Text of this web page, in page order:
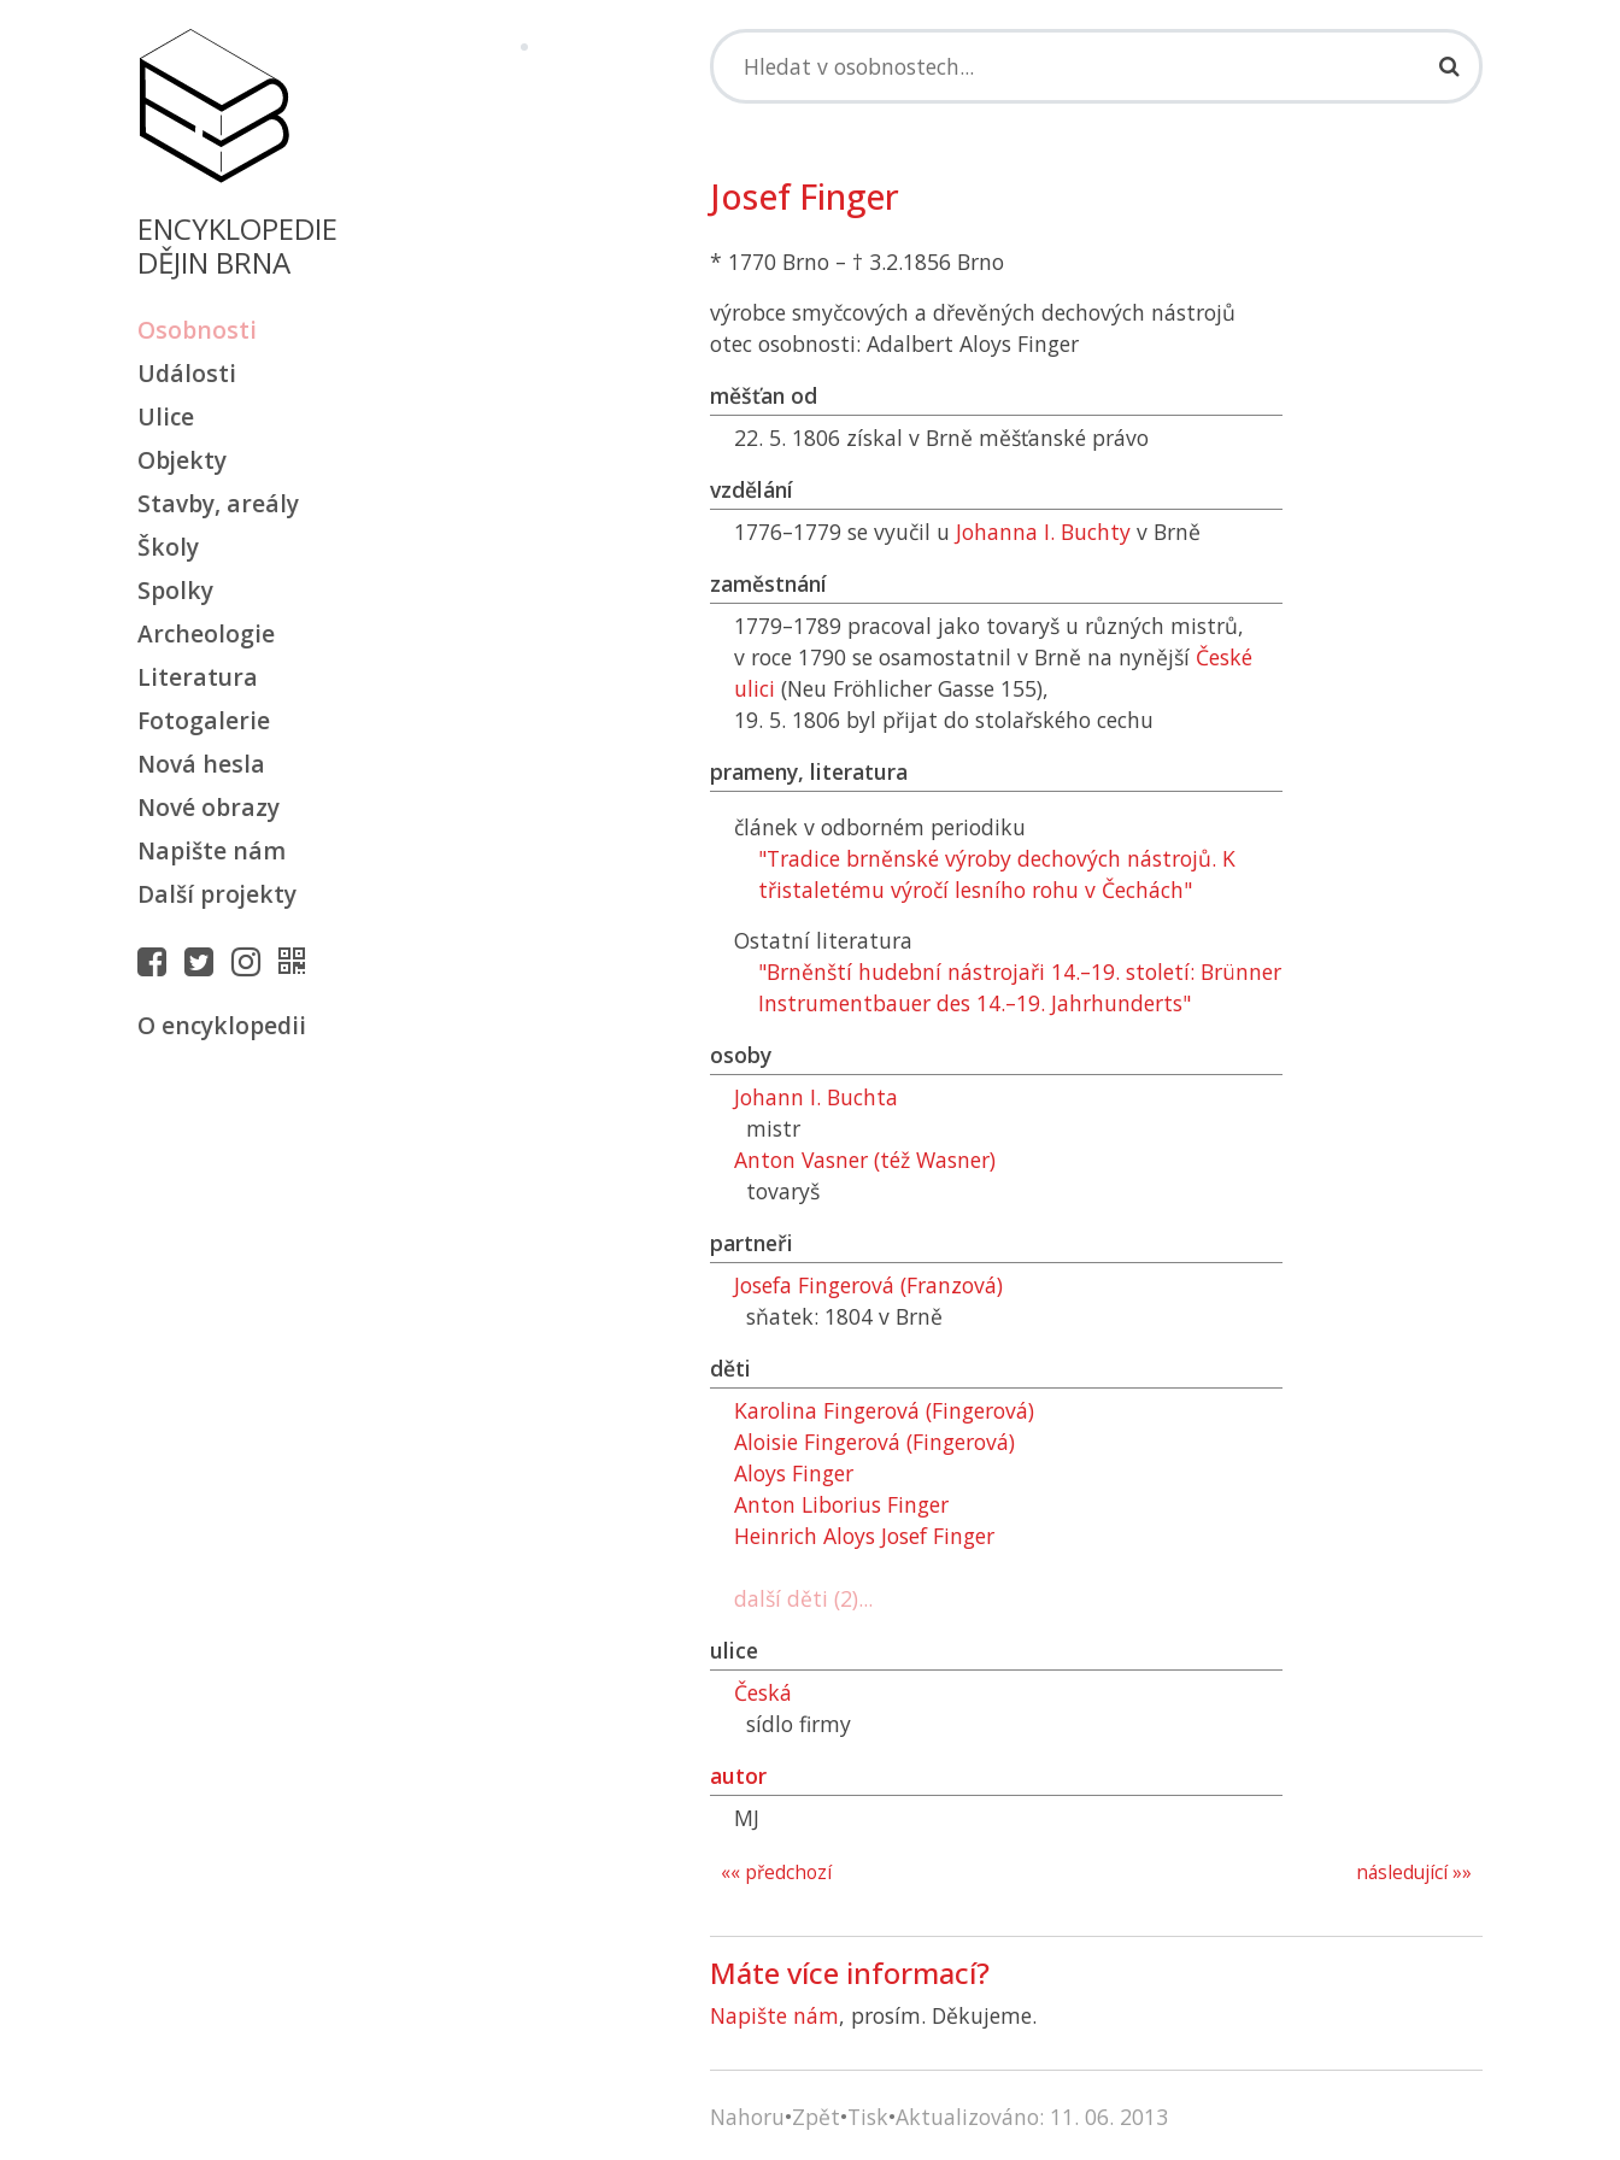
ENCYKLOPEDIE
DĚJIN BRNA
Osobnosti
Události
Ulice
Objekty
Stavby, areály
Školy
Spolky
Archeologie
Literatura
Fotogalerie
Nová hesla
Nové obrazy
Napište nám
Další projekty
O encyklopedii
Josef Finger
* 1770 Brno – † 3.2.1856 Brno
výrobce smyčcových a dřevěných dechových nástrojů
otec osobnosti: Adalbert Aloys Finger
měšťan od
22. 5. 1806 získal v Brně měšťanské právo
vzdělání
1776–1779 se vyučil u Johanna I. Buchty v Brně
zaměstnání
1779–1789 pracoval jako tovaryš u různých mistrů,
v roce 1790 se osamostatnil v Brně na nynější České
ulici (Neu Fröhlicher Gasse 155),
19. 5. 1806 byl přijat do stolařského cechu
prameny, literatura
článek v odborném periodiku
"Tradice brněnské výroby dechových nástrojů. K
třistaletému výročí lesního rohu v Čechách"
Ostatní literatura
"Brněnští hudební nástrojaři 14.–19. století: Brünner
Instrumentbauer des 14.–19. Jahrhunderts"
osoby
Johann I. Buchta
mistr
Anton Vasner (též Wasner)
tovaryš
partneři
Josefa Fingerová (Franzová)
sňatek: 1804 v Brně
děti
Karolina Fingerová (Fingerová)
Aloisie Fingerová (Fingerová)
Aloys Finger
Anton Liborius Finger
Heinrich Aloys Josef Finger
další děti (2)...
ulice
Česká
sídlo firmy
autor
MJ
následující »»
«« předchozí
Máte více informací?
Napište nám, prosím. Děkujeme.
Nahoru•Zpět•Tisk•Aktualizováno: 11. 06. 2013